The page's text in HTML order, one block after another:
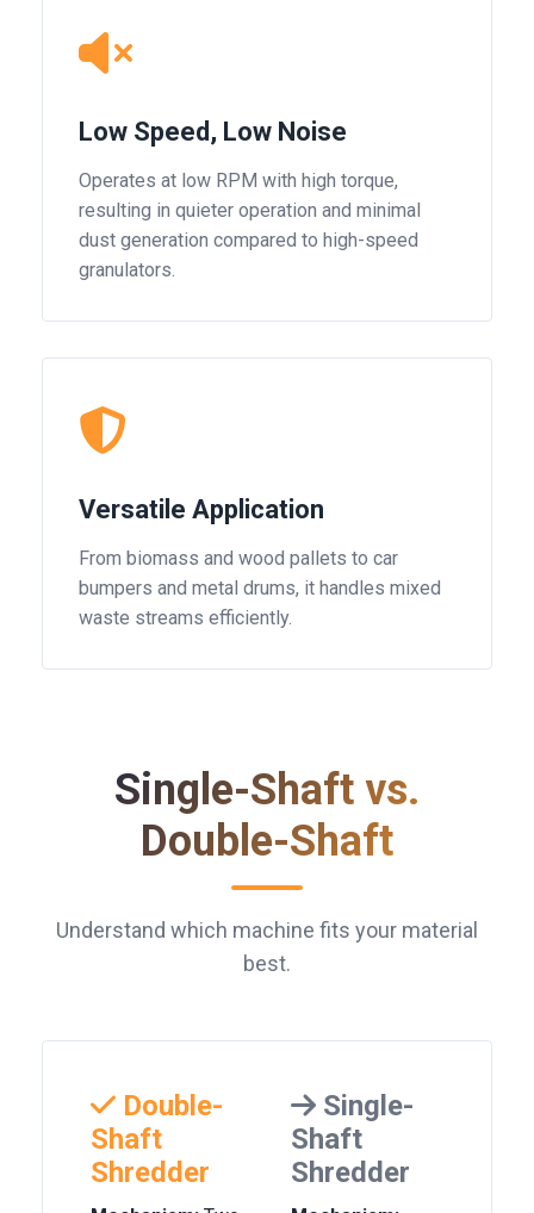
Low Speed, Low Noise
Operates at low RPM with high torque,
resulting in quieter operation and minimal
dust generation compared to high-speed
granulators.
Versatile Application
From biomass and wood pallets to car
bumpers and metal drums, it handles mixed
waste streams efficiently.
Single-Shaft vs.
Double-Shaft
Understand which machine fits your material
best.
Double-
Shaft
Shredder
Single-
Shaft
Shredder